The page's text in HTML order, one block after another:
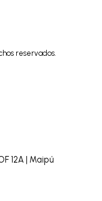
reservados.
12A | Maipú